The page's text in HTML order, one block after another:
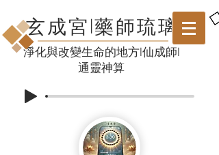
玄成宮l藥師琉璃
​淨化與改變生命的地方l仙成師l
通靈神算